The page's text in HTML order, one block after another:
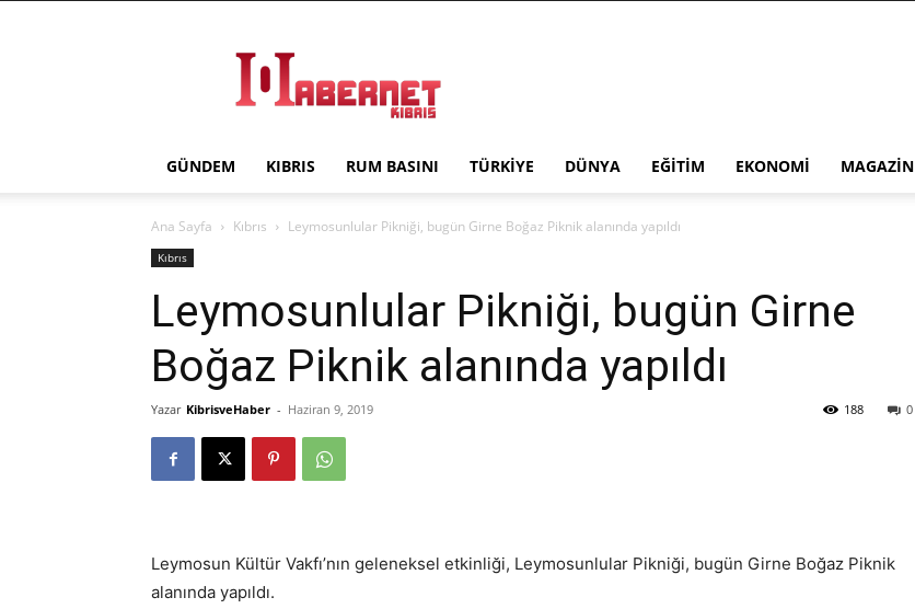
Kıbrıs
GÜNDEM KIBRIS RUM BASINI TÜRKIYE DÜNYA EĞITIM EKONOMI MAGAZIN
Ana Sayfa Kıbrıs Leymosunlular Pikniği, bugün Girne Boğaz Piknik alanında yapıldı
Kıbrıs
Leymosunlular Pikniği, bugün Girne
Boğaz Piknik alanında yapıldı
Yazar KibrisveHaber - Haziran 9, 2019 0
188
Leymosun Kültür Vakfı’nın geleneksel etkinliği, Leymosunlular Pikniği, bugün Girne Boğaz Piknik
alanında yapıldı.